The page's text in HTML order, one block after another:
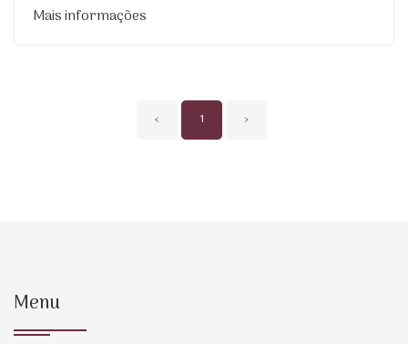
Mais informações
‹ 1 ›
Menu